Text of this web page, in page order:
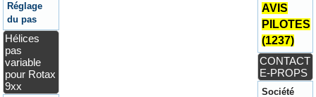
Réglage
du pas
Hélices
pas
variable
pour Rotax
9xx
AVIS
PILOTES
(1237)
CONTACT
E-PROPS
Société